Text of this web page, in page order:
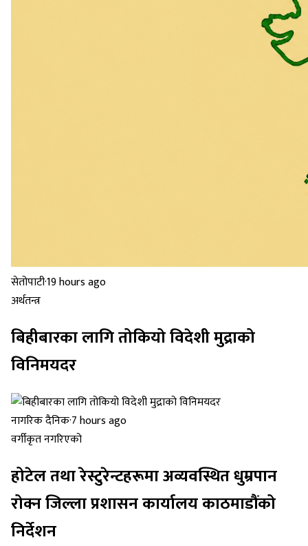
सेतोपाटी·19 hours ago
अर्थतन्त्र
बिहीबारका लागि तोकियो विदेशी मुद्राको
विनिमयदर
नागरिक दैनिक·7 hours ago
वर्गीकृत नगरिएको
होटेल तथा रेस्टुरेन्टहरूमा अव्यवस्थित धुम्रपान
रोक्न जिल्ला प्रशासन कार्यालय काठमाडौंको
निर्देशन